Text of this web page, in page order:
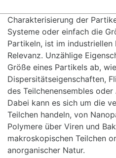
Charakterisierung der
Systeme oder einfach die
Partikeln, ist im
Relevanz. Unzählige
Größe eines Partikels ab,
Dispersitätseigenschaften,
des Teilchenensembles
Dabei kann es sich um die
Teilchen handeln, von
Polymere über Viren und
makroskopischen Teilchen
anorganischer Natur.